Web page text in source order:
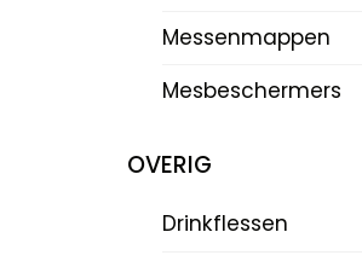
Messenmappen
Mesbeschermers
OVERIG
Drinkflessen